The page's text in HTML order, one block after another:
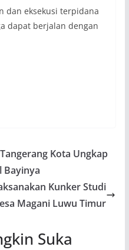
dan eksekusi terpidana
dapat berjalan dengan
Kota Ungkap
Bayinya
Kunker Studi
Magani Luwu Timur
Suka